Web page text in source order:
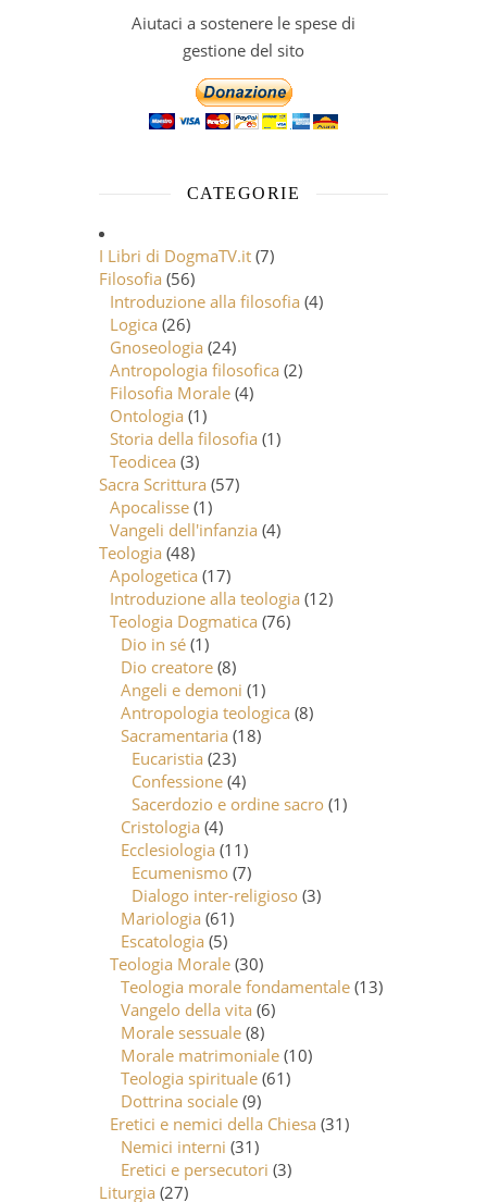
Aiutaci a sostenere le spese di
gestione del sito
CATEGORIE
I Libri di DogmaTV.it (7)
Filosofia (56)
Introduzione alla filosofia (4)
Logica (26)
Gnoseologia (24)
Antropologia filosofica (2)
Filosofia Morale (4)
Ontologia (1)
Storia della filosofia (1)
Teodicea (3)
Sacra Scrittura (57)
Apocalisse (1)
Vangeli dell'infanzia (4)
Teologia (48)
Apologetica (17)
Introduzione alla teologia (12)
Teologia Dogmatica (76)
Dio in sé (1)
Dio creatore (8)
Angeli e demoni (1)
Antropologia teologica (8)
Sacramentaria (18)
Eucaristia (23)
Confessione (4)
Sacerdozio e ordine sacro (1)
Cristologia (4)
Ecclesiologia (11)
Ecumenismo (7)
Dialogo inter-religioso (3)
Mariologia (61)
Escatologia (5)
Teologia Morale (30)
Teologia morale fondamentale (13)
Vangelo della vita (6)
Morale sessuale (8)
Morale matrimoniale (10)
Teologia spirituale (61)
Dottrina sociale (9)
Eretici e nemici della Chiesa (31)
Nemici interni (31)
Eretici e persecutori (3)
Liturgia (27)